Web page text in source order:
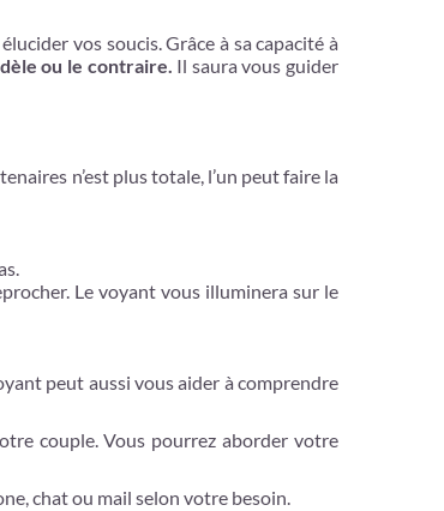
vos soucis. Grâce à sa capacité à
ou le contraire. Il saura vous guider
n’est plus totale, l’un peut faire la
Le voyant vous illuminera sur le
peut aussi vous aider à comprendre
couple. Vous pourrez aborder votre
chat ou mail selon votre besoin.